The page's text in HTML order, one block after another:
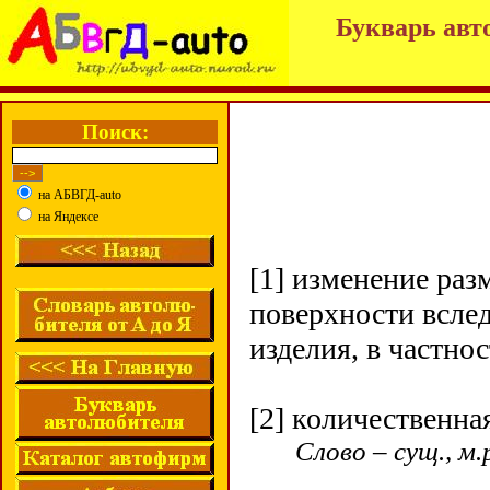
Букварь
Поиск:
на АБВГД-auto
на Яндексе
[1] изменение
поверхности
изделия, в
[2]
Слово – сущ.,